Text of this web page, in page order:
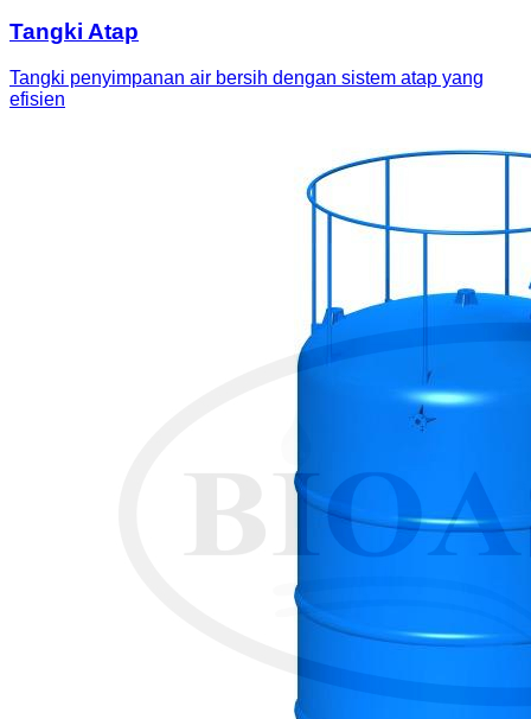
Tangki Atap
Tangki penyimpanan air bersih dengan sistem atap yang
efisien